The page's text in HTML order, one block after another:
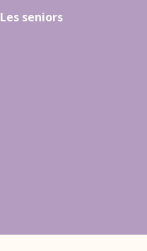
Les seniors